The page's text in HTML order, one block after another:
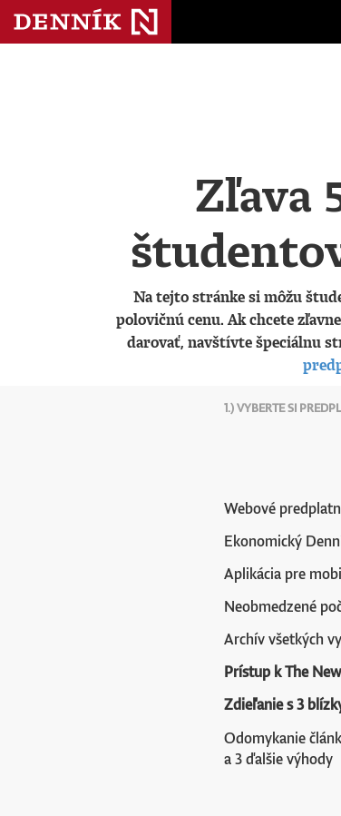
Zľava
Na tejto stránke si môžu
polovičnú cenu. Ak chcete
darovať, navštívte špeciálnu
1.) VYBERTE SI
Webové
Ekonomický
Aplikácia pre
Neobmedzené
Archív všetkých
Prístup k The
Zdieľanie s 3
Odomykanie
a 3 ďalšie výhody